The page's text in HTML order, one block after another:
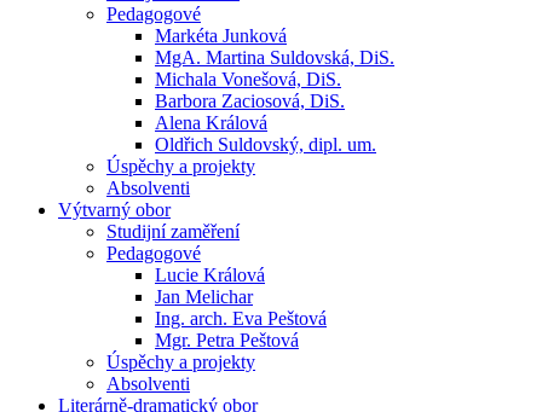
Pedagogové
Markéta Junková
MgA. Martina Suldovská, DiS.
Michala Vonešová, DiS.
Barbora Zaciosová, DiS.
Alena Králová
Oldřich Suldovský, dipl. um.
Úspěchy a projekty
Absolventi
Výtvarný obor
Studijní zaměření
Pedagogové
Lucie Králová
Jan Melichar
Ing. arch. Eva Peštová
Mgr. Petra Peštová
Úspěchy a projekty
Absolventi
Literárně-dramatický obor